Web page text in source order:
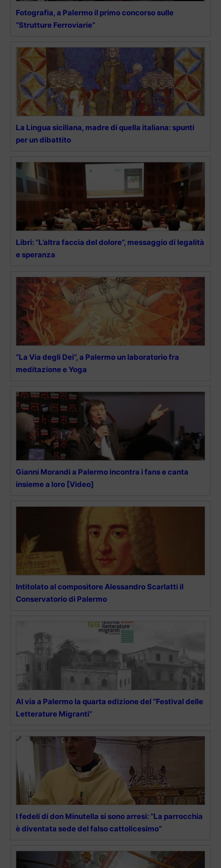
Fotografia, a Palermo il primo concorso sulle
“Strutture Ferroviarie”
La Lingua siciliana, madre di quella italiana: spunti
per un dibattito
Libri: “L’altra faccia del dolore”, messaggio di legalità
e speranza
“La Via degli Dei”, a Palermo un laboratorio fra
meditazione e Yoga
Gianni Morandi a Palermo incontra i fans e canta
insieme a loro [Video]
Intitolato al compositore Alessandro Scarlatti il
Conservatorio di Palermo
Al via a Palermo la quarta edizione del “Festival delle
Letterature Migranti”
I fedeli di don Minutella si sono arresi: “La parrocchia
è diventata sede del falso cattolicesimo”